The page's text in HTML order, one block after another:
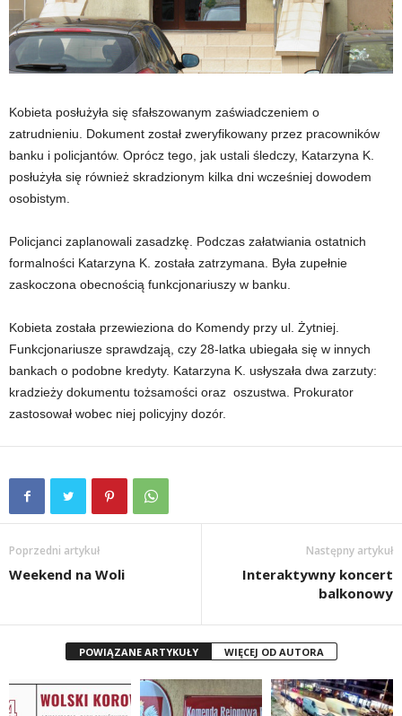
Kobieta posłużyła się sfałszowanym zaświadczeniem o
zatrudnieniu. Dokument został zweryfikowany przez pracowników
banku i policjantów. Oprócz tego, jak ustali śledczy, Katarzyna K.
posłużyła się również skradzionym kilka dni wcześniej dowodem
osobistym.
Policjanci zaplanowali zasadzkę. Podczas załatwiania ostatnich
formalności Katarzyna K. została zatrzymana. Była zupełnie
zaskoczona obecnością funkcjonariuszy w banku.
Kobieta została przewieziona do Komendy przy ul. Żytniej.
Funkcjonariusze sprawdzają, czy 28-latka ubiegała się w innych
bankach o podobne kredyty. Katarzyna K. usłyszała dwa zarzuty:
kradzieży dokumentu tożsamości oraz oszustwa. Prokurator
zastosował wobec niej policyjny dozór.
Poprzedni artykuł
Weekend na Woli
Następny artykuł
Interaktywny koncert
balkonowy
POWIĄZANE ARTYKUŁY WIĘCEJ OD AUTORA